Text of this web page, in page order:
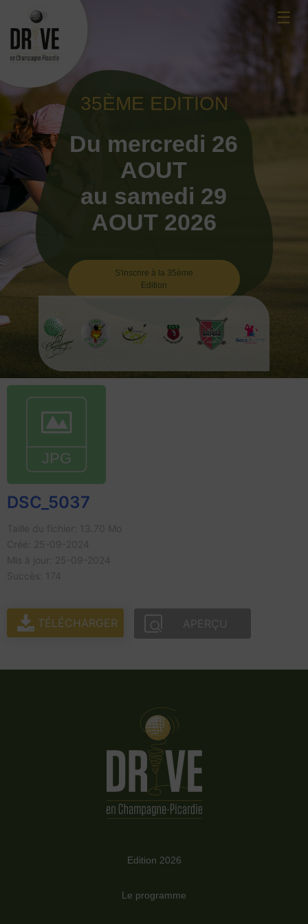
content
☰
35ÈME EDITION
Du mercredi 26
AOUT
au samedi 29
AOUT 2026
S'inscrire à la 35ème
Edition
DSC_5037
TÉLÉCHARGER APERÇU
Edition 2026
Le programme